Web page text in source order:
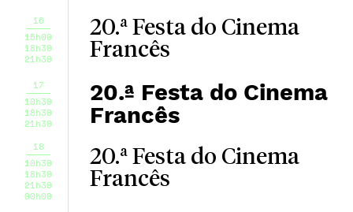
16
15h00
18h30
21h30
20.ª Festa do Cinema
Francês
17
10h30
18h30
21h30
20.ª Festa do Cinema
Francês
18
10h30
18h30
21h30
00h00
20.ª Festa do Cinema
Francês